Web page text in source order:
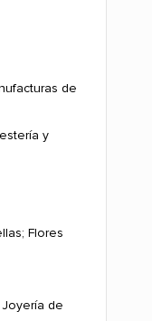
de
y
Flores
de